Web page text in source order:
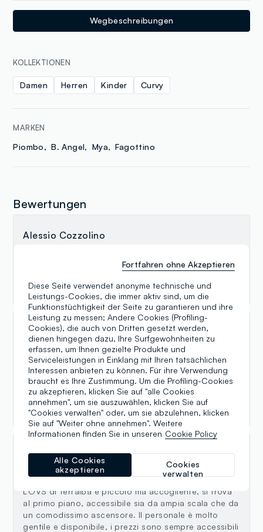
Wegbeschreibungen
KOLLEKTIONEN
Damen Herren Kinder Curvy
MARKEN
Piombo B. Angel Mya Fagottino
Bewertungen
Alessio Cozzolino
Si trova sempre qualcosa di carino. Il personale è
gentile, professionale.
Patrizia
13.01.2024
Ottimo negozio con ampia scelta di abbigliamento
(OVS) e scarpe (BATA) per donna, uomo e bambino. Il
personale è molto disponibile e cortese.
Complimenti.
Fabio Li Sacchi
14.12.2021
L'OVS di Terralba è piccolo ma accogliente, si trova
al primo piano, accessibile sia da ampia scala che da
un comodissimo ascensore. Il personale è molto
gentile e disponibile, i prezzi sono sempre accessibili
Diese Seite verwendet anonyme technische und
Leistungs-Cookies, die immer aktiv sind, um die
Funktionstüchtigkeit der Seite zu garantieren und ihre
Leistung zu messen; Andere Cookies (Profiling-
Cookies), die auch von Dritten gesetzt werden,
dienen hingegen dazu, Ihre Surfgewohnheiten zu
erfassen, um Ihnen gezielte Produkte und
Serviceleistungen in Einklang mit Ihren tatsächlichen
Interessen anbieten zu können. Für ihre Verwendung
braucht es Ihre Zustimmung. Um die Profiling-Cookies
zu akzeptieren, klicken Sie auf "alle Cookies
annehmen", um sie auszuwählen, klicken Sie auf
"Cookies verwalten" oder, um sie abzulehnen, klicken
Sie auf "Weiter ohne annehmen". Weitere
Informationen finden Sie in unseren Cookie Policy
Cookies
verwalten
Alle Cookies
akzeptieren
Fortfahren ohne Akzeptieren